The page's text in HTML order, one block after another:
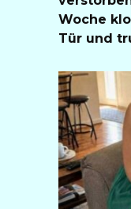
Woche
Tür und